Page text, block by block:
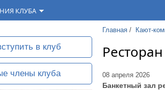
КЛУБА
Главная / Кают-
08 апреля 2026
Банкетный зал
в клуб
члены клуба